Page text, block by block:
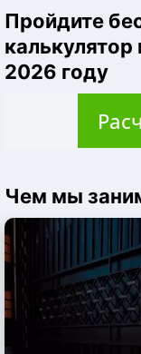
Пройдите
калькулятор
2026 году
Чем мы